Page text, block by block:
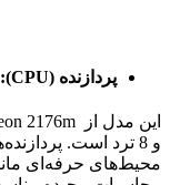
پردازنده (CPU):
محیط‌های حرفه‌ای